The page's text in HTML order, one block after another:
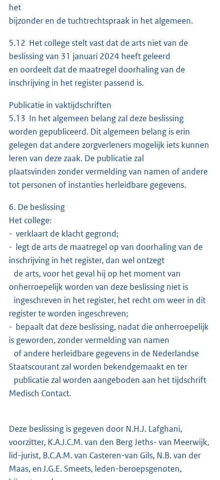
het
bijzonder en de tuchtrechtspraak in het algemeen.
5.12 Het college stelt vast dat de arts niet van de
beslissing van 31 januari 2024 heeft geleerd
en oordeelt dat de maatregel doorhaling van de
inschrijving in het register passend is.
Publicatie in vaktijdschriften
5.13 In het algemeen belang zal deze beslissing
worden gepubliceerd. Dit algemeen belang is erin
gelegen dat andere zorgverleners mogelijk iets kunnen
leren van deze zaak. De publicatie zal
plaatsvinden zonder vermelding van namen of andere
tot personen of instanties herleidbare gegevens.
6. De beslissing
Het college:
- verklaart de klacht gegrond;
- legt de arts de maatregel op van doorhaling van de
inschrijving in het register, dan wel ontzegt
de arts, voor het geval hij op het moment van
onherroepelijk worden van deze beslissing niet is
ingeschreven in het register, het recht om weer in dit
register te worden ingeschreven;
- bepaalt dat deze beslissing, nadat die onherroepelijk
is geworden, zonder vermelding van namen
of andere herleidbare gegevens in de Nederlandse
Staatscourant zal worden bekendgemaakt en ter
publicatie zal worden aangeboden aan het tijdschrift
Medisch Contact.
Deze beslissing is gegeven door N.H.J. Lafghani,
voorzitter, K.A.J.C.M. van den Berg Jeths- van Meerwijk,
lid-jurist, B.C.A.M. van Casteren-van Gils, N.B. van der
Maas, en J.G.E. Smeets, leden-beroepsgenoten,